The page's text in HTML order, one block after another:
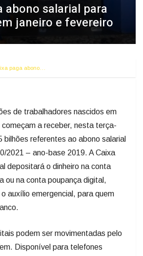
abono salarial para
janeiro e fevereiro
paga abono…
de trabalhadores nascidos em
começam a receber, nesta terça-
bilhões referentes ao abono salarial
2021 – ano-base 2019. A Caixa
depositará o dinheiro na conta
ou na conta poupança digital,
auxílio emergencial, para quem
podem ser movimentadas pelo
Disponível para telefones